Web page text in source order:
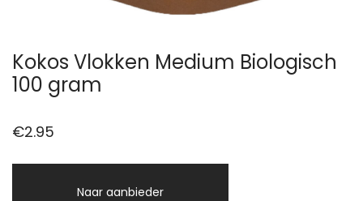
Kokos Vlokken Medium Biologisch
100 gram
€2.95
Naar aanbieder